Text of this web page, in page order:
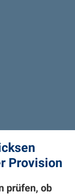
Provision
prüfen, ob